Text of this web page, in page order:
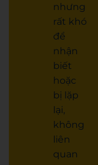
nhưng
rất khó
để
nhận
biết
hoặc
bị lặp
lại,
không
liên
quan